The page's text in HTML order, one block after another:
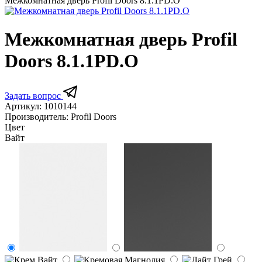
Межкомнатная дверь Profil
Doors 8.1.1PD.O
Задать вопрос
Артикул: 1010144
Производитель: Profil Doors
Цвет
Вайт